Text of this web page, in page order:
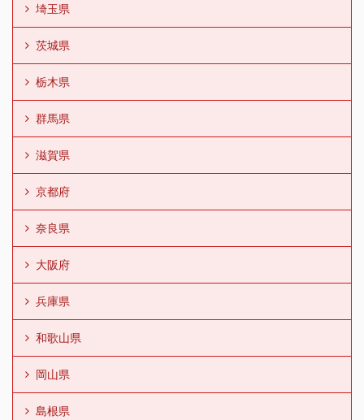
埼玉県
茨城県
栃木県
群馬県
滋賀県
京都府
奈良県
大阪府
兵庫県
和歌山県
岡山県
島根県